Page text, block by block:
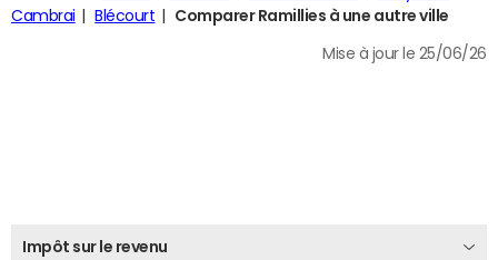
Cambrai
Blécourt Comparer Ramillies à une autre ville
Mise à jour le 25/06/26
Impôt sur le revenu